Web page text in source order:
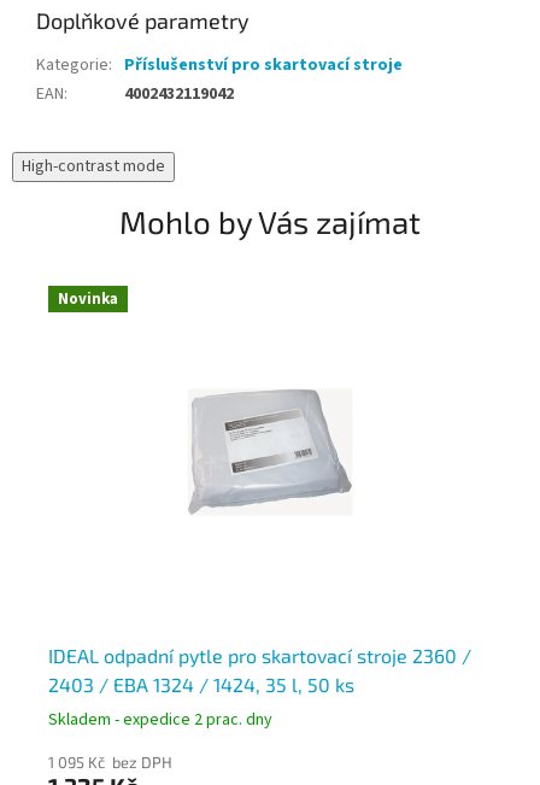
Doplňkové parametry
Kategorie: Příslušenství pro skartovací stroje
EAN: 4002432119042
High-contrast mode
Mohlo by Vás zajímat
Novinka
IDEAL odpadní pytle pro skartovací stroje 2360 /
2403 / EBA 1324 / 1424, 35 l, 50 ks
Skladem - expedice 2 prac. dny
1 095 Kč bez DPH